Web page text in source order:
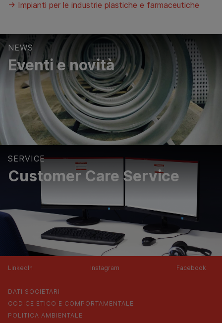
→ Impianti per le industrie plastiche e farmaceutiche
NEWS
Eventi e novità
SERVICE
Customer Care Service
LinkedIn Instagram Facebook
DATI SOCIETARI
CODICE ETICO E COMPORTAMENTALE
POLITICA AMBIENTALE